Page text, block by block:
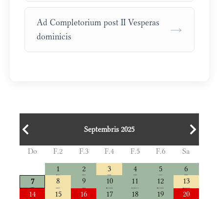
Ad Completorium post II Vesperas
dominicis
→
Septembris 2025
Do F.2 F.3 F.4 F.5 F.6
Sa
1
2 3 4 5
6
7
8 9 10 11 12
13
14
15 16 17 18 19
20